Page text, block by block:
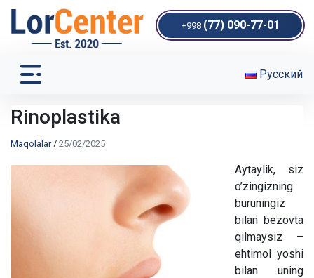
+998 (77) 090-77-01
Русский
Rinoplastika
Maqolalar/ 25/02/2025
Aytaylik, siz
o’zingizning
buruningiz
bilan bezovta
qilmaysiz –
ehtimol yoshi
bilan uning